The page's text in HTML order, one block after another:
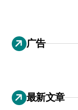
广告
最新文章